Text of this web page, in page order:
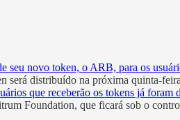
seu novo token, o ARB, para os
distribuído na próxima quinta-
que receberão os tokens já foram
Foundation, que ficará sob o